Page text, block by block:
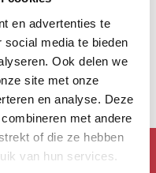
en advertenties te
media te bieden
Ook delen we
site met onze
en analyse. Deze
met andere
of die ze hebben
van hun services.